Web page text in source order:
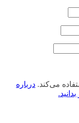
می‌کند. درباره